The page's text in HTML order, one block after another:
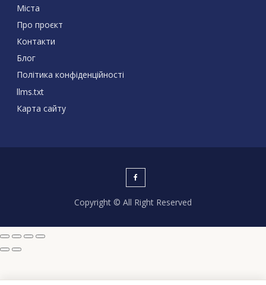
Міста
Про проєкт
Контакти
Блог
Політика конфіденційності
llms.txt
Карта сайту
Copyright © All Right Reserved